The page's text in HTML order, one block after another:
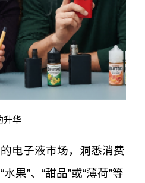
升华
电子液市场，洞悉消费
果”、“甜品”或“薄荷”等